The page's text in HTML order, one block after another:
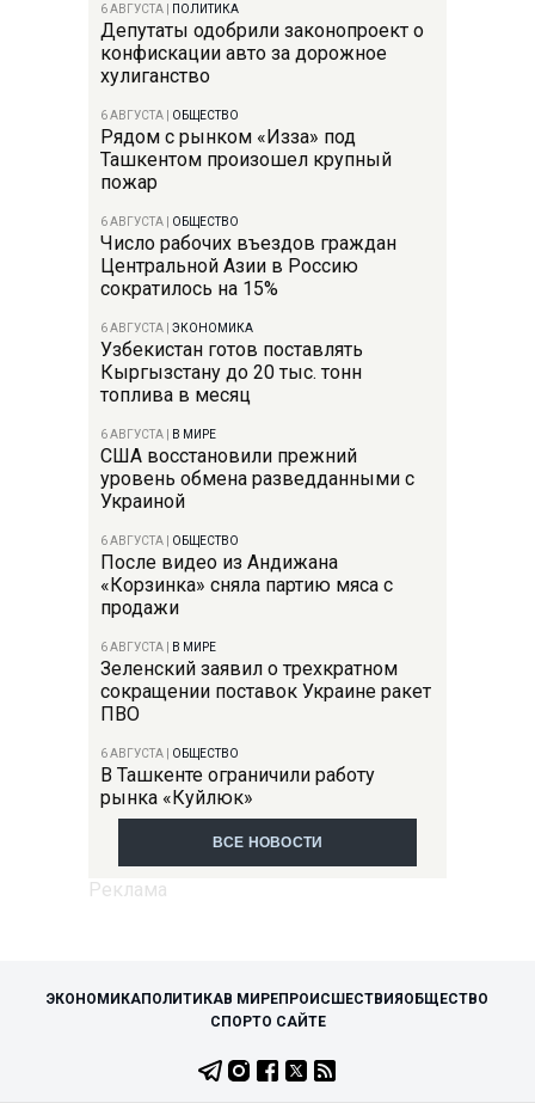
6 АВГУСТА ПОЛИТИКА
Депутаты одобрили законопроект о
конфискации авто за дорожное
хулиганство
6 АВГУСТА ОБЩЕСТВО
Рядом с рынком «Изза» под
Ташкентом произошел крупный
пожар
6 АВГУСТА ОБЩЕСТВО
Число рабочих въездов граждан
Центральной Азии в Россию
сократилось на 15%
6 АВГУСТА ЭКОНОМИКА
Узбекистан готов поставлять
Кыргызстану до 20 тыс. тонн
топлива в месяц
6 АВГУСТА В МИРЕ
США восстановили прежний
уровень обмена разведданными с
Украиной
6 АВГУСТА ОБЩЕСТВО
После видео из Андижана
«Корзинка» сняла партию мяса с
продажи
6 АВГУСТА В МИРЕ
Зеленский заявил о трехкратном
сокращении поставок Украине ракет
ПВО
6 АВГУСТА ОБЩЕСТВО
В Ташкенте ограничили работу
рынка «Куйлюк»
ВСЕ НОВОСТИ
ЭКОНОМИКАПОЛИТИКАВ МИРЕПРОИСШЕСТВИЯОБЩЕСТВО
СПОРТО САЙТЕ